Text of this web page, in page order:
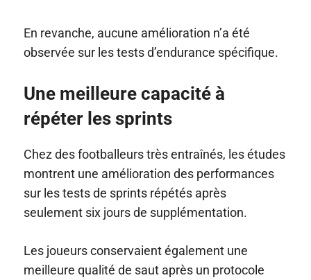
En revanche, aucune amélioration n’a été
observée sur les tests d’endurance spécifique.
Une meilleure capacité à
répéter les sprints
Chez des footballeurs très entraînés, les études
montrent une amélioration des performances
sur les tests de sprints répétés après
seulement six jours de supplémentation.
Les joueurs conservaient également une
meilleure qualité de saut après un protocole